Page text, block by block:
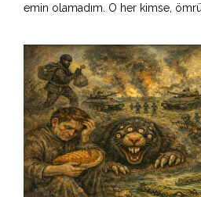
emin olamadım. O her kimse,